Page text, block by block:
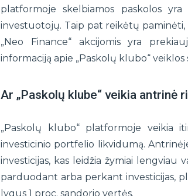
platformoje skelbiamos paskolos
investuotojų. Taip pat reikėtų
„Neo Finance“ akcijomis yra
informaciją apie „Paskolų klubo“
Ar „Paskolų klube“ veikia antrinė
„Paskolų klubo“ platformoje veikia
investicinio portfelio likvidumą.
investicijas, kas leidžia žymiai lengviau
parduodant arba perkant investicijas,
lygus 1 proc. sandorio vertės.